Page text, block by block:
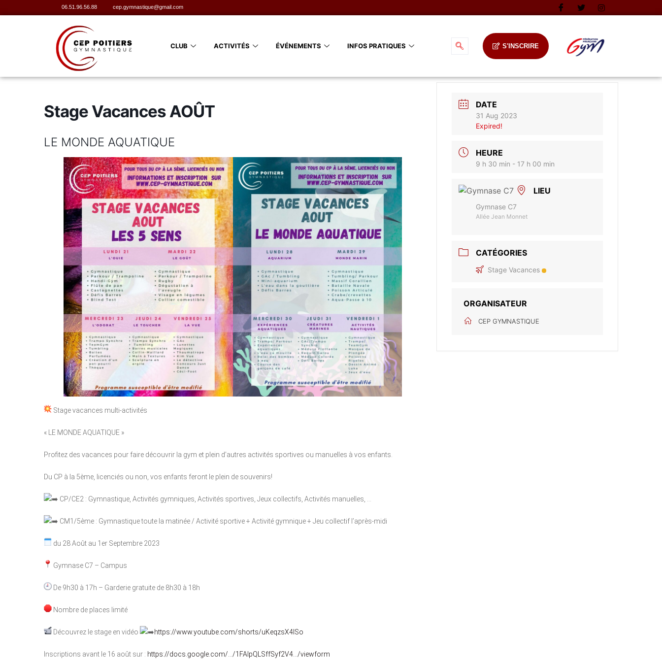
06.51.96.56.88 cep.gymnastique@gmail.com
CLUB ACTIVITÉS ÉVÉNEMENTS INFOS PRATIQUES S'INSCRIRE
Stage Vacances AOÛT
LE MONDE AQUATIQUE
Stage vacances multi-activités
« LE MONDE AQUATIQUE »
Profitez des vacances pour faire découvrir la gym et plein d’autres activités sportives ou manuelles à vos enfants.
Du CP à la 5ème, licenciés ou non, vos enfants feront le plein de souvenirs!
CP/CE2 : Gymnastique, Activités gymniques, Activités sportives, Jeux collectifs, Activités manuelles, …
CM1/5ème : Gymnastique toute la matinée / Activité sportive + Activité gymnique + Jeu collectif l’après-midi
du 28 Août au 1er Septembre 2023
Gymnase C7 – Campus
De 9h30 à 17h – Garderie gratuite de 8h30 à 18h
Nombre de places limité
Découvrez le stage en vidéo https://www.youtube.com/shorts/uKeqzsX4lSo
Inscriptions avant le 16 août sur : https://docs.google.com/…/1FAIpQLSffSyf2V4…/viewform
DATE
31 Aug 2023
Expired!
HEURE
9 h 30 min - 17 h 00 min
LIEU
Gymnase C7
Allée Jean Monnet
CATÉGORIES
Stage Vacances
ORGANISATEUR
CEP GYMNASTIQUE